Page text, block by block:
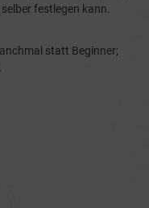
festlegen kann.
statt Beginner;